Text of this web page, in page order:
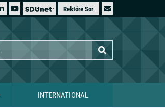
Rektöre Sor
INTERNATIONAL